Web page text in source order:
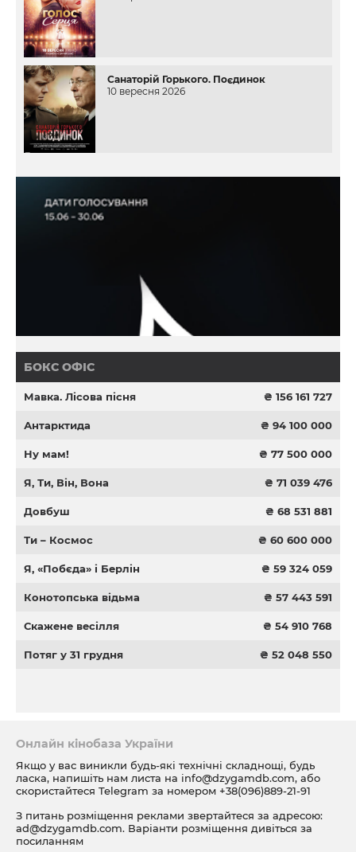
Санаторій Горького. Поєдинок
10 вересня 2026
БОКС ОФІС
Мавка. Лісова пісня ₴ 156 161 727
Антарктида ₴ 94 100 000
Ну мам! ₴ 77 500 000
Я, Ти, Він, Вона ₴ 71 039 476
Довбуш ₴ 68 531 881
Ти – Космос ₴ 60 600 000
Я, «Побєда» і Берлін ₴ 59 324 059
Конотопська відьма ₴ 57 443 591
Скажене весілля ₴ 54 910 768
Потяг у 31 грудня ₴ 52 048 550
Онлайн кінобаза України
Якщо у вас виникли будь-які технічні складнощі, будь
ласка, напишіть нам листа на info@dzygamdb.com, або
скористайтеся Telegram за номером +38(096)889-21-91
З питань розміщення реклами звертайтеся за адресою:
ad@dzygamdb.com. Варіанти розміщення дивіться за
посиланням